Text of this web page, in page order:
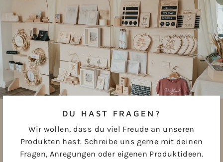
DU HAST FRAGEN?
Wir wollen, dass du viel Freude an unseren
Produkten hast. Schreibe uns gerne mit deinen
Fragen, Anregungen oder eigenen Produktideen.